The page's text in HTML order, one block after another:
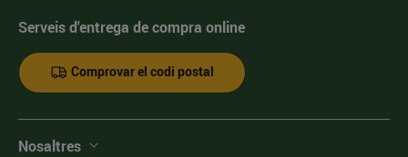
Serveis d'entrega de compra online
Comprovar el codi postal
Nosaltres